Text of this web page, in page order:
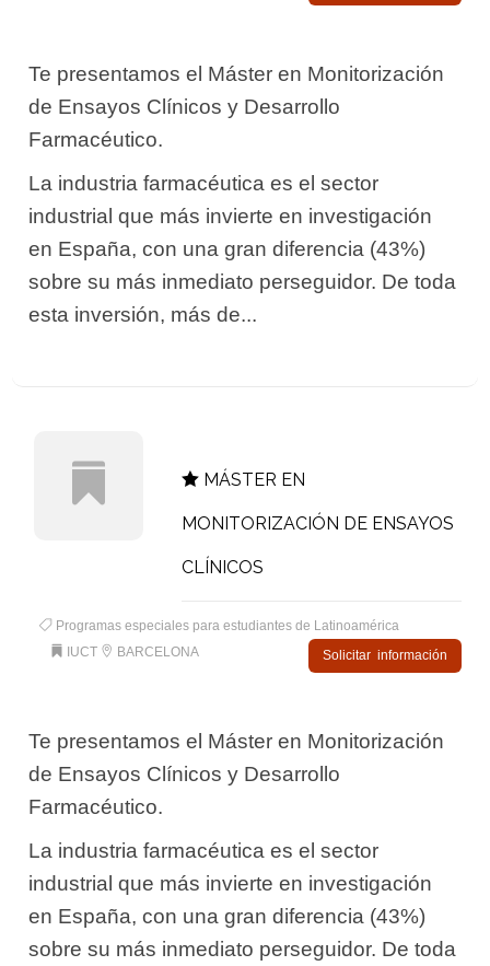
Te presentamos el Máster en Monitorización
de Ensayos Clínicos y Desarrollo
Farmacéutico.
La industria farmacéutica es el sector
industrial que más invierte en investigación
en España, con una gran diferencia (43%)
sobre su más inmediato perseguidor. De toda
esta inversión, más de...
MÁSTER EN
MONITORIZACIÓN DE ENSAYOS
CLÍNICOS
Programas especiales para estudiantes de Latinoamérica
IUCT
BARCELONA Solicitar información
Te presentamos el Máster en Monitorización
de Ensayos Clínicos y Desarrollo
Farmacéutico.
La industria farmacéutica es el sector
industrial que más invierte en investigación
en España, con una gran diferencia (43%)
sobre su más inmediato perseguidor. De toda